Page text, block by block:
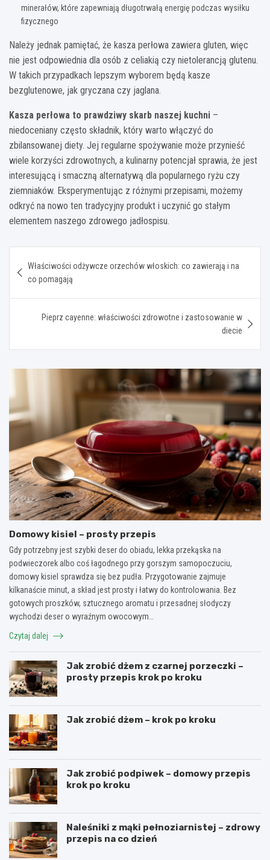
minerałów, które zapewniają długotrwałą energię podczas wysiłku
fizycznego
Należy jednak pamiętać, że kasza perłowa zawiera gluten, więc
nie jest odpowiednia dla osób z celiakią czy nietolerancją glutenu.
W takich przypadkach lepszym wyborem będą kasze
bezglutenowe, jak gryczana czy jaglana.
Kasza perłowa to prawdziwy skarb naszej kuchni –
niedoceniany często składnik, który warto włączyć do
zbilansowanej diety. Jej regularne spożywanie może przynieść
wiele korzyści zdrowotnych, a kulinarny potencjał sprawia, że jest
interesującą i smaczną alternatywą dla popularnego ryżu czy
ziemniaków. Eksperymentując z różnymi przepisami, możemy
odkryć na nowo ten tradycyjny produkt i uczynić go stałym
elementem naszego zdrowego jadłospisu.
wpisu
Właściwości odżywcze orzechów włoskich: co zawierają i na
co pomagają
Pieprz cayenne: właściwości zdrowotne i zastosowanie w
diecie
Domowy kisiel – prosty przepis
Gdy potrzebny jest szybki deser do obiadu, lekka przekąska na
podwieczorek albo coś łagodnego przy gorszym samopoczuciu,
domowy kisiel sprawdza się bez pudła. Przygotowanie zajmuje
kilkanaście minut, a skład jest prosty i łatwy do kontrolowania. Bez
gotowych proszków, sztucznego aromatu i przesadnej słodyczy
wychodzi deser o wyraźnym owocowym…
Czytaj dalej
Jak zrobić dżem z czarnej porzeczki –
prosty przepis krok po kroku
Jak zrobić dżem – krok po kroku
Jak zrobić podpiwek – domowy przepis
krok po kroku
Naleśniki z mąki pełnoziarnistej – zdrowy
przepis na co dzień